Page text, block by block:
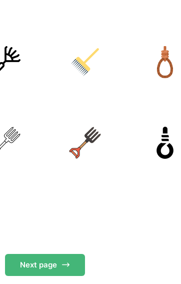
Next page